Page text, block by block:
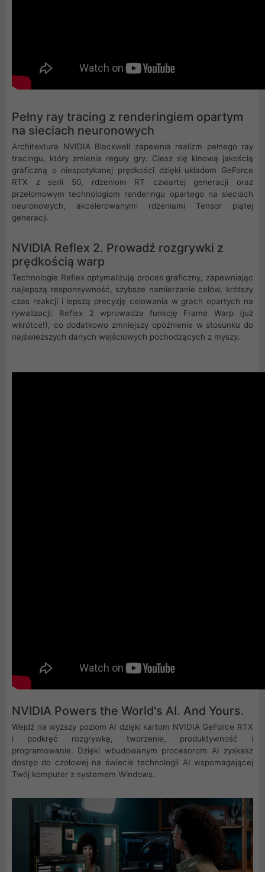
Pełny ray tracing z renderingiem opartym
na sieciach neuronowych
Architektura NVIDIA Blackwell zapewnia realizm pełnego ray
tracingu, który zmienia reguły gry. Ciesz się kinową jakością
graficzną o niespotykanej prędkości dzięki układom GeForce
RTX z serii 50, rdzeniom RT czwartej generacji oraz
przełomowym technologiom renderingu opartego na sieciach
neuronowych, akcelerowanymi rdzeniami Tensor piątej
generacji.
NVIDIA Reflex 2. Prowadź rozgrywki z
prędkością warp
Technologie Reflex optymalizują proces graficzny, zapewniając
najlepszą responsywność, szybsze namierzanie celów, krótszy
czas reakcji i lepszą precyzję celowania w grach opartych na
rywalizacji. Reflex 2 wprowadza funkcję Frame Warp (już
wkrótce!), co dodatkowo zmniejszy opóźnienie w stosunku do
najświeższych danych wejściowych pochodzących z myszy.
NVIDIA Powers the World's AI. And Yours.
Wejdź na wyższy poziom AI dzięki kartom NVIDIA GeForce RTX
i podkręć rozgrywkę, tworzenie, produktywność i
programowanie. Dzięki wbudowanym procesorom AI zyskasz
dostęp do czołowej na świecie technologii AI wspomagającej
Twój komputer z systemem Windows.